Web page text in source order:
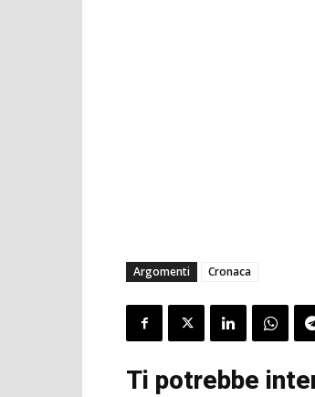
Argomenti Cronaca
Ti potrebbe